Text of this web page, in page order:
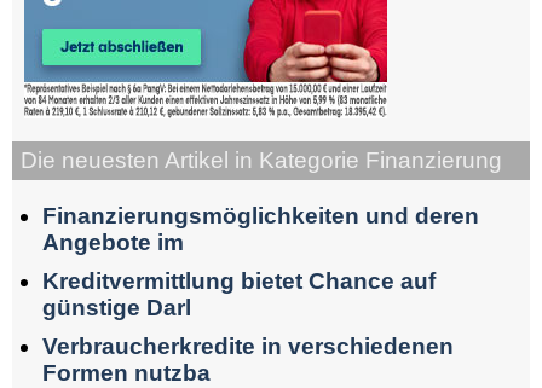
Die neuesten Artikel in Kategorie Finanzierung
Finanzierungsmöglichkeiten und deren
Angebote im
Kreditvermittlung bietet Chance auf
günstige Darl
Verbraucherkredite in verschiedenen
Formen nutzba